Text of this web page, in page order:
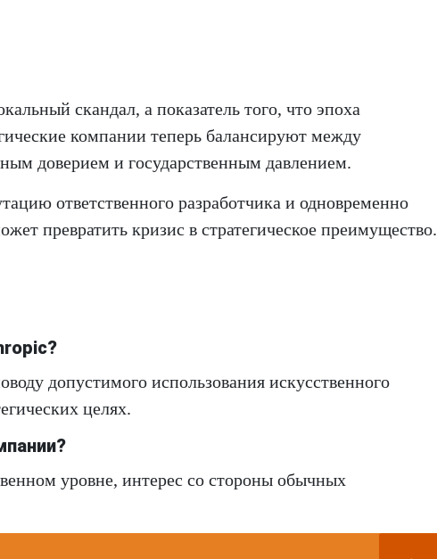
скандал, а показатель того, что эпоха
компании теперь балансируют между
доверием и государственным давлением.
ответственного разработчика и одновременно
превратить кризис в стратегическое преимущество.
допустимого использования искусственного
целях.
уровне, интерес со стороны обычных